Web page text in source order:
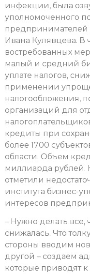
инфекции, была
уполномоченного
предпринимателей
Ивана Кулявцева. В
востребованных
малый и средний
уплате налогов,
применении
налогообложения,
организаций для
кредиты при
более 1700
области. Объем
миллиарда рублей.
отметили
института бизнес-
интересов
– Нужно делать все,
снижалась. Что
стороны вводим
другой – создаем
которые приводят